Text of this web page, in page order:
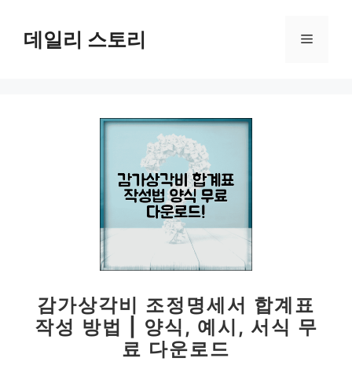
데일리 스토리 메
감가상각비 조정명세서 합계표
작성 방법 | 양식, 예시, 서식 무
료 다운로드